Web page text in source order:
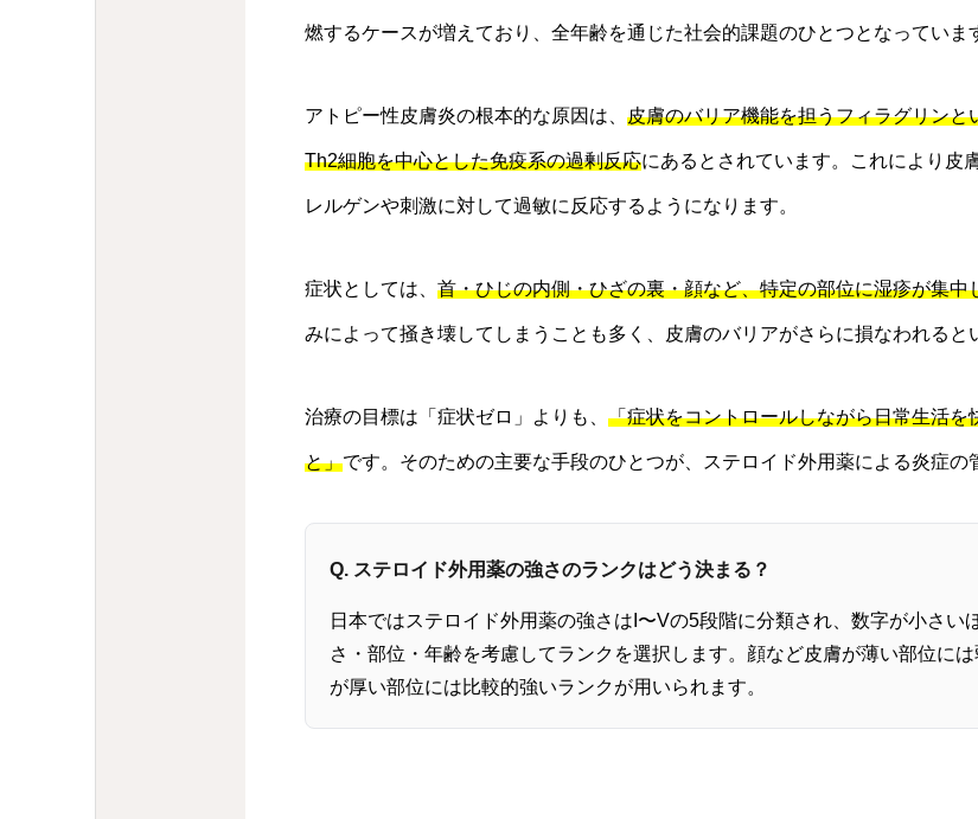
燃するケースが増えており、全年齢を通じた社会的課題のひとつとなっていま
アトピー性皮膚炎の根本的な原因は、 皮膚のバリア機能を担うフィラグリン
Th2細胞を中心とした免疫系の過剰反応にあるとされています。これにより皮
レルゲンや刺激に対して過敏に反応するようになります。
症状としては、 首・ひじの内側・ひざの裏・顔など、特定の部位に湿疹が集中
みによって掻き壊してしまうことも多く、皮膚のバリアがさらに損なわれると
治療の目標は「症状ゼロ」よりも、 「症状をコントロールしながら日常生活
と」です。そのための主要な手段のひとつが、ステロイド外用薬による炎症の
Q. ステロイド外用薬の強さのランクはどう決まる？
日本ではステロイド外用薬の強さはI〜Vの5段階に分類され、数字が小さい
さ・部位・年齢を考慮してランクを選択します。顔など皮膚が薄い部位に
が厚い部位には比較的強いランクが用いられます。